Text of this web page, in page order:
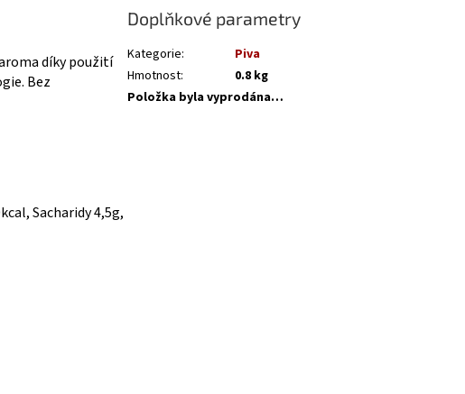
díky použití
Bez
Sacharidy 4,5g,
Doplňkové parametry
Kategorie:
Piva
Hmotnost:
0.8 kg
Položka byla vyprodána…